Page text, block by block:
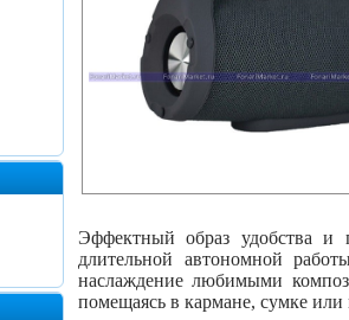
Эффектный образ удобства и
длительной автономной
наслаждение любимыми
помещаясь в кармане, сумке